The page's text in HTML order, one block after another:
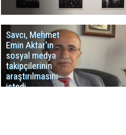
Savcı, Mehmet
Emin Aktar'ın
sosyal medya
takipçilerinin
araştırılmasını
istedi